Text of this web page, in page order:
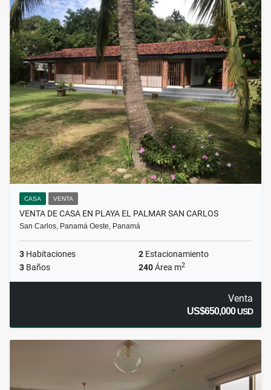
CASA VENTA
VENTA DE CASA EN PLAYA EL PALMAR SAN CARLOS
San Carlos, Panamá Oeste, Panamá
3 Habitaciones 2 Estacionamiento
3 Baños 240Área m2
Venta
US$650,000USD